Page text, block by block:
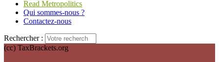
Read Metropolitics
Qui sommes-nous ?
Contactez-nous
Rechercher :
(cc) TaxBrackets.org